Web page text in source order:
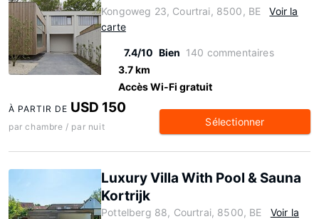
Kongoweg 23, Courtrai, 8500, BE
Voir la
carte
7.4/10 Bien 140 commentaires
3.7 km
Accès Wi-Fi gratuit
À PARTIR DE USD 150
par chambre / par nuit Sélectionner
Luxury Villa With Pool & Sauna
Kortrijk
Pottelberg 88, Courtrai, 8500, BE
Voir la